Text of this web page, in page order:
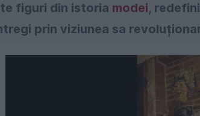
figuri din istoria modei,
prin viziunea sa